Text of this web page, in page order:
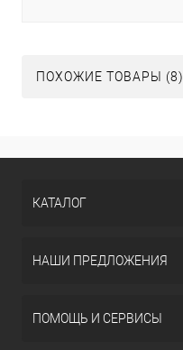
ПОХОЖИЕ ТОВАРЫ (8)
КАТАЛОГ
НАШИ ПРЕДЛОЖЕНИЯ
ПОМОЩЬ И СЕРВИСЫ